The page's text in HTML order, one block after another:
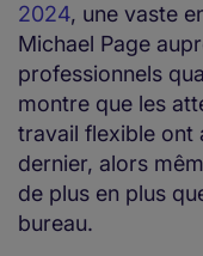
2024, une vaste
Michael Page
professionnels
montre que les
travail flexible ont
dernier, alors
de plus en plus
bureau.